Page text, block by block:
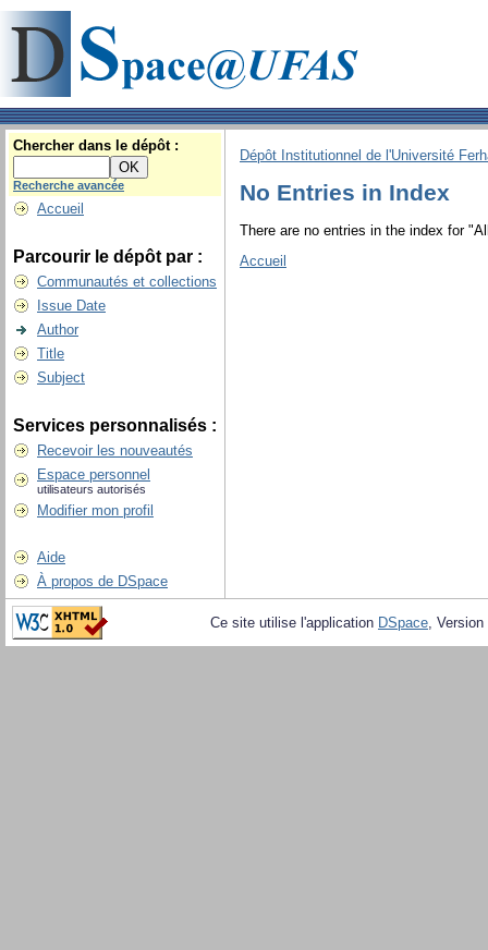
Chercher dans le dépôt :
Recherche avancée
Accueil
Parcourir le dépôt par :
Communautés et collections
Issue Date
Author
Title
Subject
Services personnalisés :
Recevoir les nouveautés
Espace personnel
utilisateurs autorisés
Modifier mon profil
Aide
À propos de DSpace
Dépôt Institutionnel de l'Université
No Entries in Index
There are no entries in the index for
Accueil
Ce site utilise l'application DSpace,